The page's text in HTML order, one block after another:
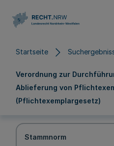
Startseite
Verordnung zur
Ablieferung von
(Pflichtexemplargesetz)
Stammnorm